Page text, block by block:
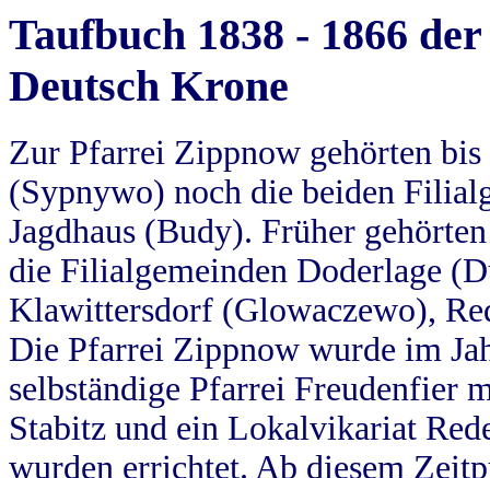
Taufbuch 1838 - 1866
Deutsch Krone
Zur Pfarrei Zippnow gehörten
(Sypnywo) noch die beiden
Jagdhaus (Budy). Früher
die Filialgemeinden Doderlage
Klawittersdorf (Glowaczewo),
Die Pfarrei Zippnow wurde im
selbständige Pfarrei Freudenfier
Stabitz und ein Lokalvikariat
wurden errichtet. Ab diesem